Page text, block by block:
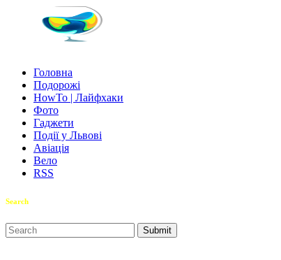
Головна
Подорожі
HowTo | Лайфхаки
Фото
Гаджети
Події у Львові
Авіація
Вело
RSS
Search